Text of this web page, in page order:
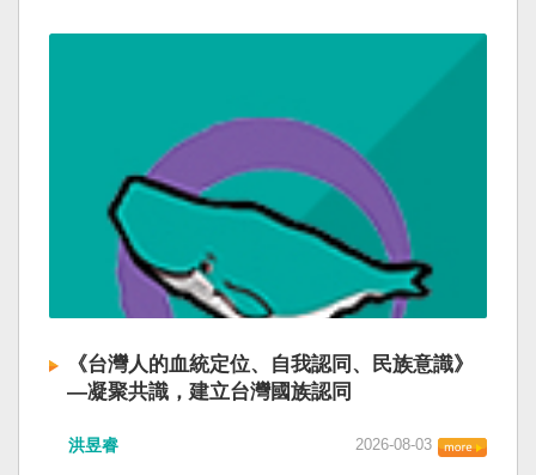
《台灣人的血統定位、自我認同、民族意識》
—凝聚共識，建立台灣國族認同
洪昱睿 2026-08-03